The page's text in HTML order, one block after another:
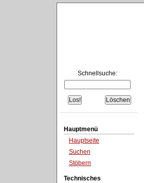
Schnellsuche:
Hauptmenü
Hauptseite
Suchen
Stöbern
Technisches